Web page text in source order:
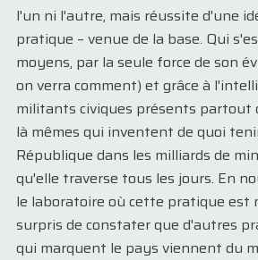
l'un ni l'autre, mais réussite d'une
pratique – venue de la base. Qui
moyens, par la seule force de son
on verra comment) et grâce à
militants civiques présents partout
là mêmes qui inventent de quoi
République dans les milliards de
qu'elle traverse tous les jours. En
le laboratoire où cette pratique est
surpris de constater que d'autres
qui marquent le pays viennent du